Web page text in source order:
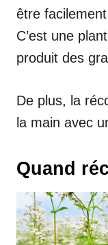
être
C’est une
produit des
De plus, la
la main avec
Quand